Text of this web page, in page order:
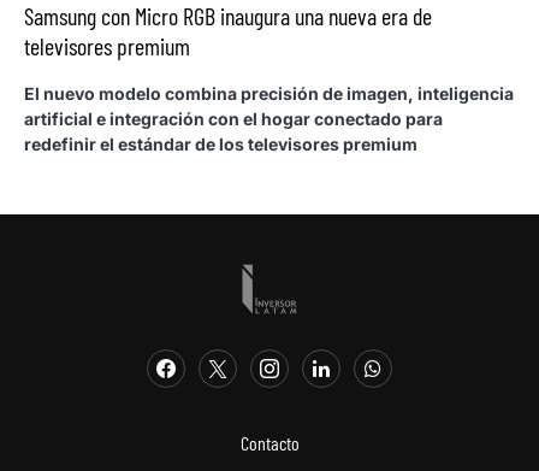
Samsung con Micro RGB inaugura una nueva era de
televisores premium
El nuevo modelo combina precisión de imagen, inteligencia
artificial e integración con el hogar conectado para
redefinir el estándar de los televisores premium
Contacto